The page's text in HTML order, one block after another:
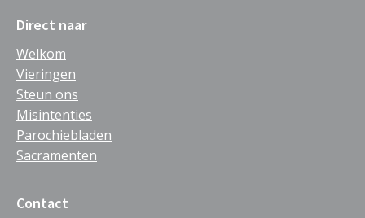
Direct naar
Welkom
Vieringen
Steun ons
Misintenties
Parochiebladen
Sacramenten
Contact